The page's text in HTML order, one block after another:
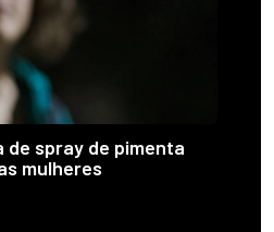
de spray de pimenta
mulheres